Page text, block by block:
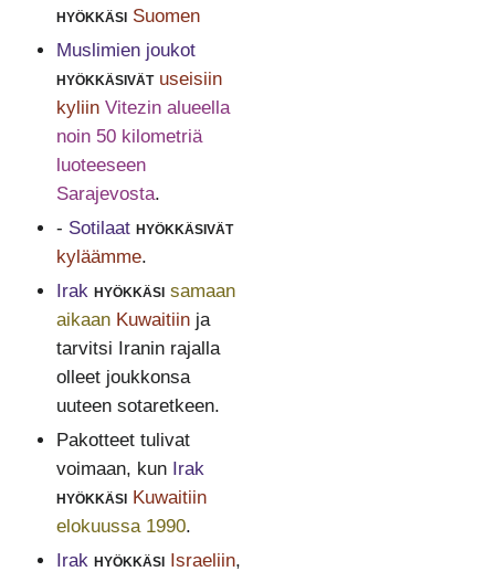
hyökkäsi Suomen
Muslimien joukot
hyökkäsivät useisiin
kyliin Vitezin alueella
noin 50 kilometriä
luoteeseen
Sarajevosta.
- Sotilaat hyökkäsivät
kyläämme.
Irak hyökkäsi samaan
aikaan Kuwaitiinja
tarvitsi Iranin rajalla
olleet joukkonsa
uuteen sotaretkeen.
Pakotteet tulivat
voimaan, kun Irak
hyökkäsi Kuwaitiin
elokuussa 1990.
Irak hyökkäsi Israeliin,